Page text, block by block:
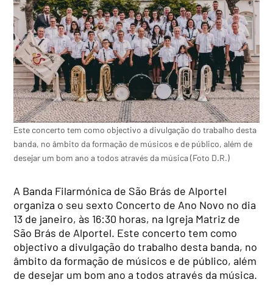
Este concerto tem como objectivo a divulgação do trabalho desta
banda, no âmbito da formação de músicos e de público, além de
desejar um bom ano a todos através da música (Foto D.R.)
A Banda Filarmónica de São Brás de Alportel
organiza o seu sexto Concerto de Ano Novo no dia
13 de janeiro, às 16:30 horas, na Igreja Matriz de
São Brás de Alportel. Este concerto tem como
objectivo a divulgação do trabalho desta banda, no
âmbito da formação de músicos e de público, além
de desejar um bom ano a todos através da música.